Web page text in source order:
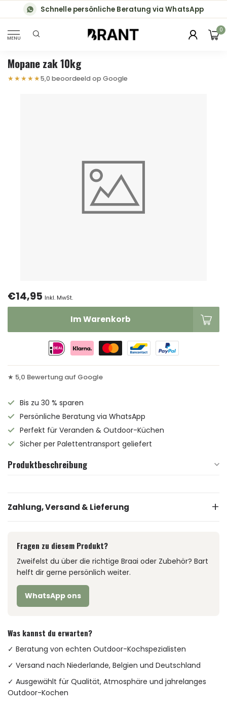
Schnelle persönliche Beratung via WhatsApp
MENU
0
Mopane zak 10kg
★★★★★5,0 beoordeeld op Google
€14,95 Inkl. MwSt.
Im Warenkorb
★ 5,0 Bewertung auf Google
Bis zu 30 % sparen
Persönliche Beratung via WhatsApp
Perfekt für Veranden & Outdoor-Küchen
Sicher per Palettentransport geliefert
Produktbeschreibung
Zahlung, Versand & Lieferung
Fragen zu diesem Produkt?
Zweifelst du über die richtige Braai oder Zubehör? Bart
helft dir gerne persönlich weiter.
WhatsApp ons
Was kannst du erwarten?
✓ Beratung von echten Outdoor-Kochspezialisten
✓ Versand nach Niederlande, Belgien und Deutschland
✓ Ausgewählt für Qualität, Atmosphäre und jahrelanges
Outdoor-Kochen